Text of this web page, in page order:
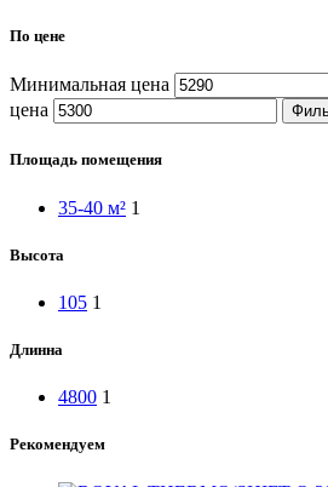
По цене
Минимальная цена
цена
Площадь помещения
35-40 м² 1
Высота
105 1
Длинна
4800 1
Рекомендуем